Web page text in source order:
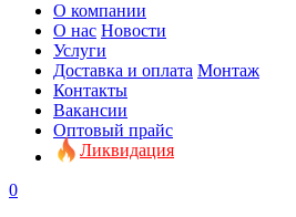
О компании
О нас Новости
Услуги
Доставка и оплата Монтаж
Контакты
Вакансии
Оптовый прайс
Ликвидация
0